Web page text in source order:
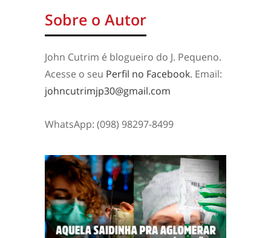
Sobre o Autor
John Cutrim é blogueiro do J. Pequeno.
Acesse o seu Perfil no Facebook. Email:
johncutrimjp30@gmail.com
WhatsApp: (098) 98297-8499